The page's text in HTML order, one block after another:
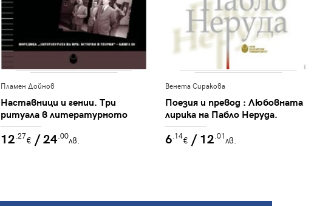
Пламен Дойнов
Наставници и гении. Три
ритуала в литературното
поле на НРБ: срещи с вожда –
самокритики – беседи с
младите
12.27€ / 24.00лв.
Венета Сиракова
Поезия и превод : Любовната
лирика на Пабло Неруда.
6.14€ / 12.01лв.